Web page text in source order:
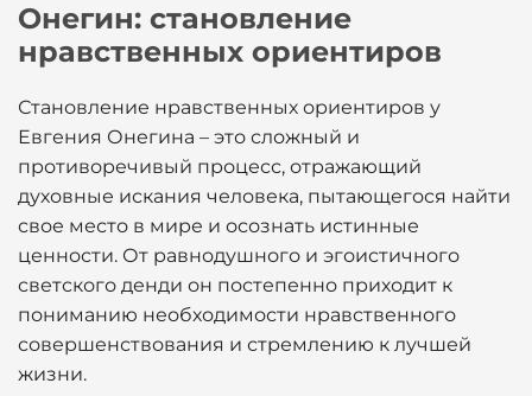
Онегин: становление
нравственных ориентиров
Становление нравственных ориентиров у
Евгения Онегина – это сложный и
противоречивый процесс, отражающий
духовные искания человека, пытающегося найти
свое место в мире и осознать истинные
ценности. От равнодушного и эгоистичного
светского денди он постепенно приходит к
пониманию необходимости нравственного
совершенствования и стремлению к лучшей
жизни.